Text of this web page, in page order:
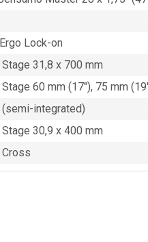
Lock-on
31,8 x 700 mm
60 mm (17″), 75 mm
integrated)
30,9 x 400 mm